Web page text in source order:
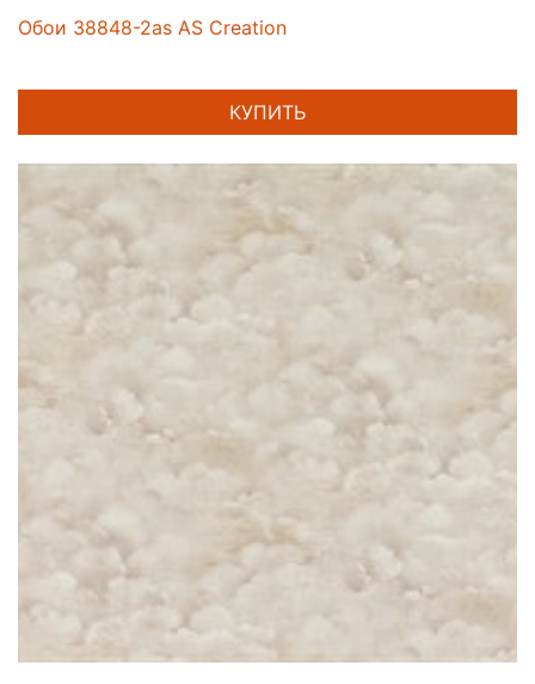
Обои 38848-2as AS Creation
КУПИТЬ